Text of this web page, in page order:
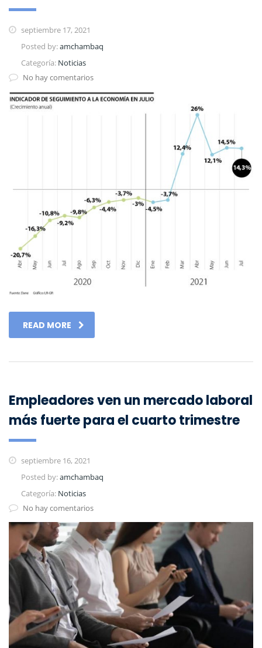
septiembre 17, 2021
Posted by:amchambaq
Categoría: Noticias
No hay comentarios
READ MORE
Empleadores ven un mercado laboral
más fuerte para el cuarto trimestre
septiembre 16, 2021
Posted by:amchambaq
Categoría: Noticias
No hay comentarios